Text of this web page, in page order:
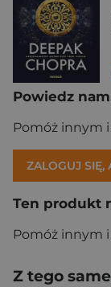
Powiedz
Pomóż innym
ZALOGUJ SIĘ,
Ten produkt
Pomóż innym
Z tego